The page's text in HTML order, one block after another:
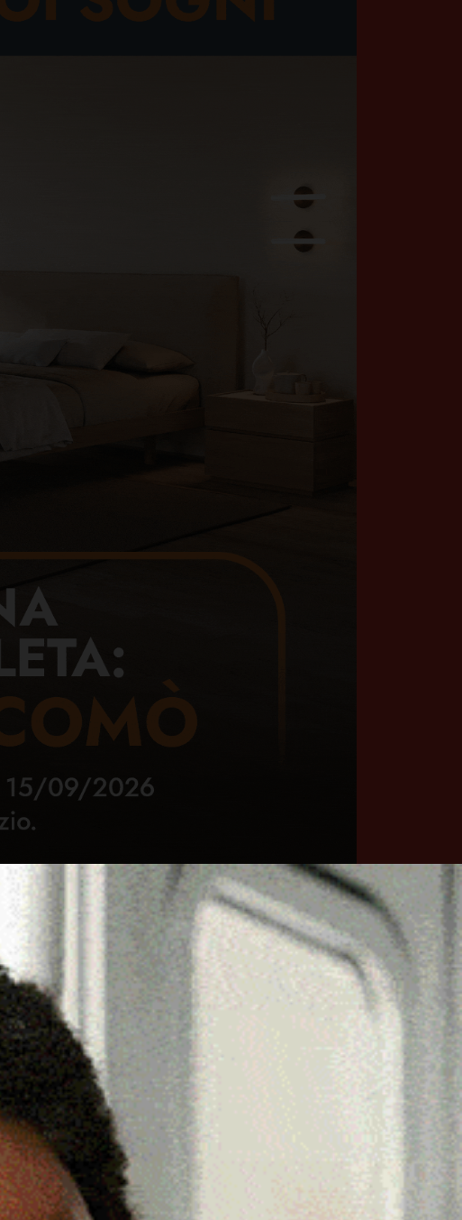
Rubriche Necrologie
Numeri
utili
Contatti
Cerca
Cerca
Facebook
ThreadsInstagram
X YouTube